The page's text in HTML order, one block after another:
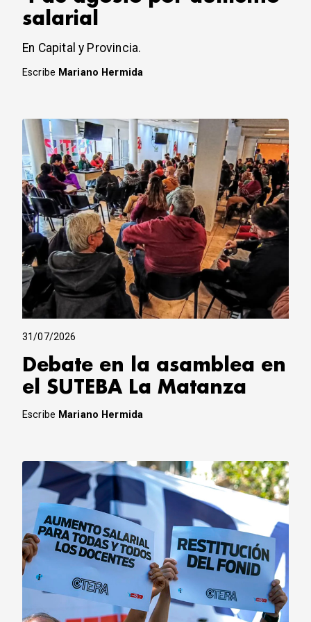
salarial
En Capital y Provincia.
Escribe Mariano Hermida
31/07/2026
Debate en la asamblea en
el SUTEBA La Matanza
Escribe Mariano Hermida